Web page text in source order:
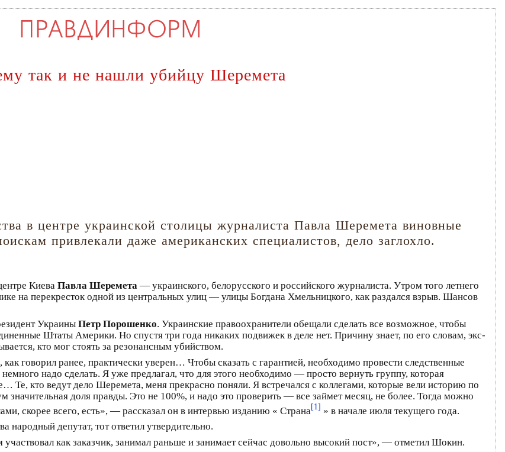
так и не нашли убийцу Шеремета
в центре украинской столицы журналиста Павла Шеремета виновные
привлекали даже американских специалистов, дело заглохло.
Киева Павла Шеремета — украинского, белорусского и российского журналиста. Утром того летнего
на перекресток одной из центральных улиц — улицы Богдана Хмельницкого, как раздался взрыв. Шансов
Украины Петр Порошенко. Украинские правоохранители обещали сделать все возможное, чтобы
Штаты Америки. Но спустя три года никаких подвижек в деле нет. Причину знает, по его словам, экс-
кто мог стоять за резонансным убийством.
говорил ранее, практически уверен… Чтобы сказать с гарантией, необходимо провести следственные
надо сделать. Я уже предлагал, что для этого необходимо — просто вернуть группу, которая
Те, кто ведут дело Шеремета, меня прекрасно поняли. Я встречался с коллегами, которые вели историю по
доля правды. Это не 100%, и надо это проверить — все займет месяц, не более. Тогда можно
скорее всего, есть», — рассказал он в интервью изданию « Страна[1] » в начале июля текущего года.
депутат, тот ответил утвердительно.
как заказчик, занимал раньше и занимает сейчас довольно высокий пост», — отметил Шокин.